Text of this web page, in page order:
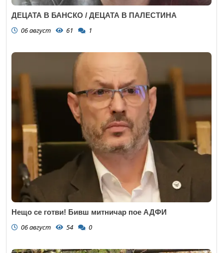
ДЕЦАТА В БАНСКО / ДЕЦАТА В ПАЛЕСТИНА
06 август 61 1
Нещо се готви! Бивш митничар пое АДФИ
06 август 54 0